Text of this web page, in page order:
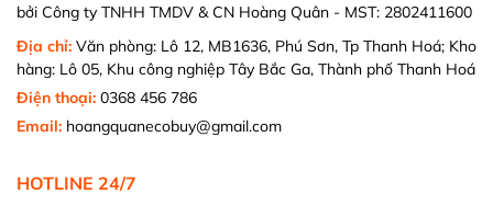
bởi Công ty TNHH TMDV & CN Hoàng Quân - MST: 2802411600
Địa chỉ: Văn phòng: Lô 12, MB1636, Phú Sơn, Tp Thanh Hoá; Kho
hàng: Lô 05, Khu công nghiệp Tây Bắc Ga, Thành phố Thanh Hoá
Điện thoại: 0368 456 786
Email: hoangquanecobuy@gmail.com
HOTLINE 24/7